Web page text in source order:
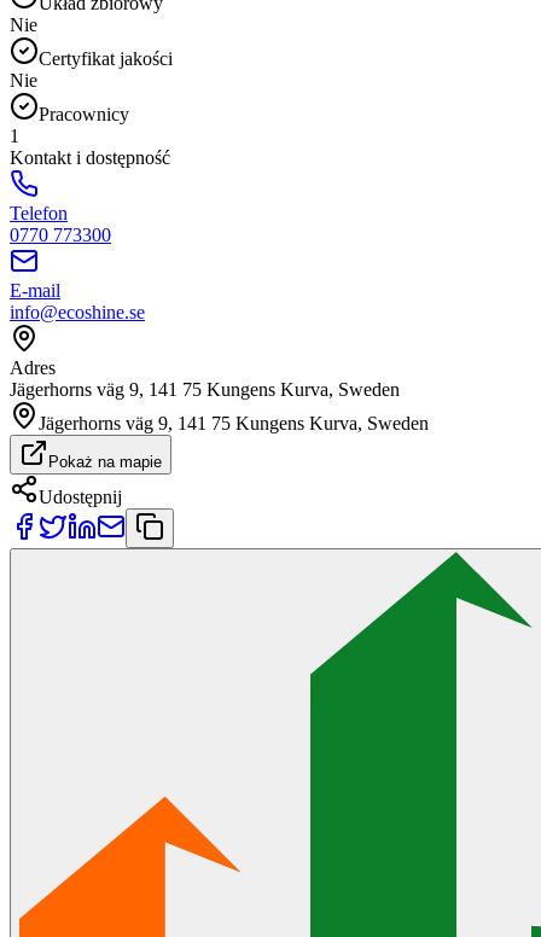
Nie
Certyfikat jakości
Nie
Pracownicy
1
Kontakt i dostępność
Telefon
0770 773300
E-mail
info@ecoshine.se
Adres
Jägerhorns väg 9, 141 75 Kungens Kurva, Sweden
Jägerhorns väg 9, 141 75 Kungens Kurva, Sweden
Pokaż na mapie
Udostępnij